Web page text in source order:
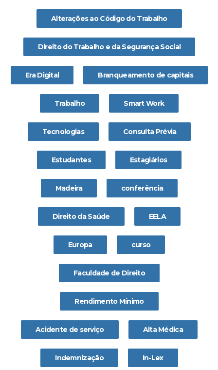
Alterações ao Código do Trabalho
Direito do Trabalho e da Segurança Social
Era Digital Branqueamento de capitais
Trabalho Smart Work
Tecnologias Consulta Prévia
Estudantes Estagiários
Madeira conferência
Direito da Saúde EELA
Europa curso
Faculdade de Direito
Rendimento Mínimo
Acidente de serviço Alta Médica
Indemnização In-Lex